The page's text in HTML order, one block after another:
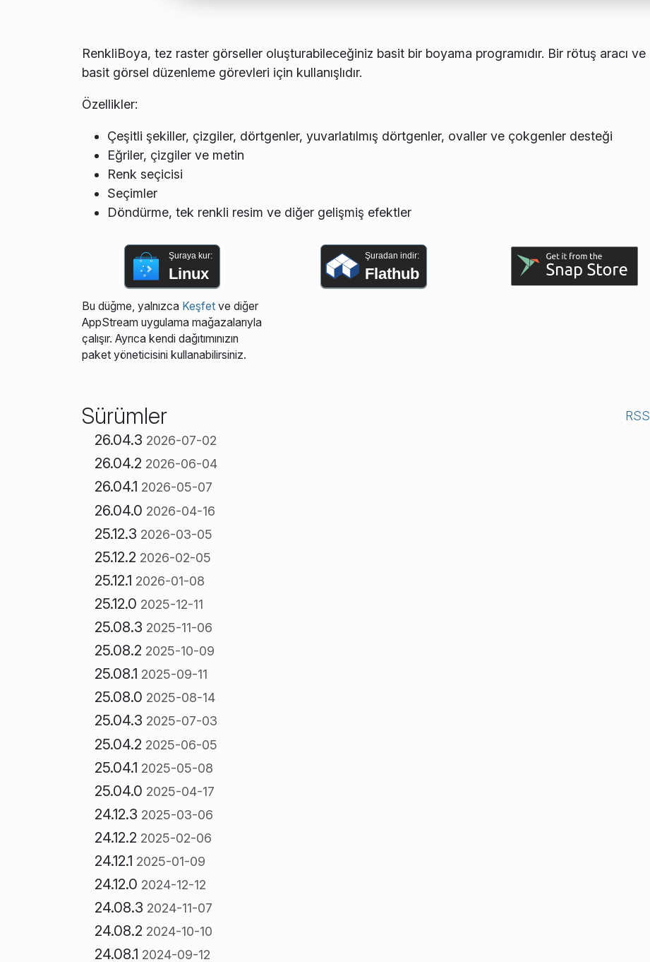
RenkliBoya, tez raster görseller oluşturabileceğiniz basit bir boyama programıdır. Bir rötuş aracı ve
basit görsel düzenleme görevleri için kullanışlıdır.
Özellikler:
Çeşitli şekiller, çizgiler, dörtgenler, yuvarlatılmış dörtgenler, ovaller ve çokgenler desteği
Eğriler, çizgiler ve metin
Renk seçicisi
Seçimler
Döndürme, tek renkli resim ve diğer gelişmiş efektler
Şuraya kur:
Linux
Bu düğme, yalnızca Keşfetve diğer
AppStream uygulama mağazalarıyla
çalışır. Ayrıca kendi dağıtımınızın
paket yöneticisini kullanabilirsiniz.
Şuradan indir:
Flathub
Sürümler RSS
26.04.3 2026-07-02
26.04.2 2026-06-04
26.04.1 2026-05-07
26.04.0 2026-04-16
25.12.3 2026-03-05
25.12.2 2026-02-05
25.12.1 2026-01-08
25.12.0 2025-12-11
25.08.3 2025-11-06
25.08.2 2025-10-09
25.08.1 2025-09-11
25.08.0 2025-08-14
25.04.3 2025-07-03
25.04.2 2025-06-05
25.04.1 2025-05-08
25.04.0 2025-04-17
24.12.3 2025-03-06
24.12.2 2025-02-06
24.12.1 2025-01-09
24.12.0 2024-12-12
24.08.3 2024-11-07
24.08.2 2024-10-10
24.08.1 2024-09-12